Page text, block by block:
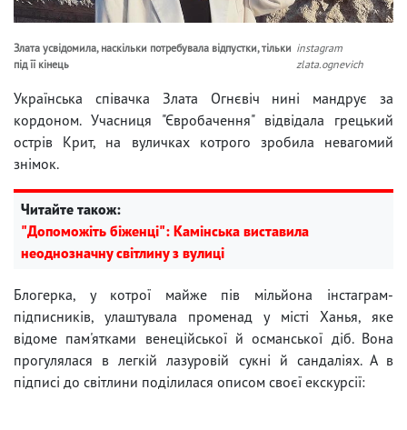
Злата усвідомила, наскільки потребувала відпустки, тільки
під її кінець
instagram
zlata.ognevich
Українська співачка Злата Огнєвіч нині мандрує за
кордоном. Учасниця "Євробачення" відвідала грецький
острів Крит, на вуличках котрого зробила невагомий
знімок.
Читайте також:
"Допоможіть біженці": Камінська виставила
неоднозначну світлину з вулиці
Блогерка, у котрої майже пів мільйона інстаграм-
підписників, улаштувала променад у місті Ханья, яке
відоме пам'ятками венеційської й османської діб. Вона
прогулялася в легкій лазуровій сукні й сандаліях. А в
підписі до світлини поділилася описом своєї екскурсії: